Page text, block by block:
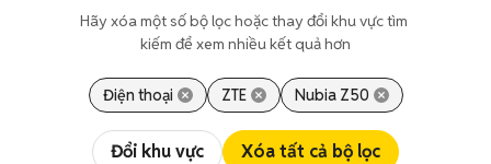
Hãy xóa một số bộ lọc hoặc thay đổi khu vực tìm
kiếm để xem nhiều kết quả hơn
Điện thoại ZTE Nubia Z50
Đổi khu vực Xóa tất cả bộ lọc